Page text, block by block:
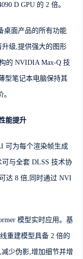
D GPU 的 2 倍。
桌面产品的所有功能
级,提供强大的图形
的 NVIDIA Max-Q 技
型笔记本电脑保持其
能提升
可为每个渲染帧生成
与全套 DLSS 技术协
达 8 倍,同时通过 NVI
模型实时应用。基
重建模型具备 2 倍的
少伪影,增加细节并增